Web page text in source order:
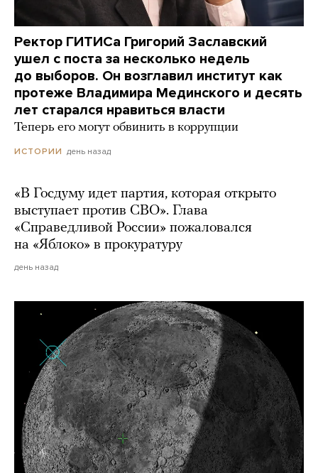
Ректор ГИТИСа Григорий Заславский
ушел с поста за несколько недель
до выборов. Он возглавил институт как
протеже Владимира Мединского и десять
лет старался нравиться власти
Теперь его могут обвинить в коррупции
ИСТОРИИ день назад
«В Госдуму идет партия, которая открыто
выступает против СВО». Глава
«Справедливой России» пожаловался
на «Яблоко» в прокуратуру
день назад